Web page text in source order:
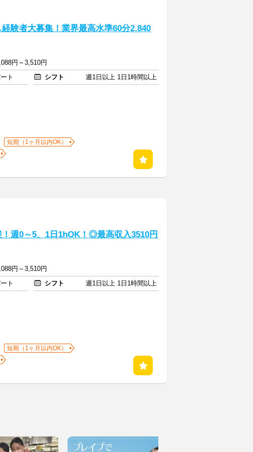
経験者大募集！業界最高水準60分2,840
円～3,510円
ト シフト
週1日以上 1日1時間以上
短期（1ヶ月以内OK）
！週0～5、1日1hOK！◎最高収入3510円
円～3,510円
ト シフト
週1日以上 1日1時間以上
短期（1ヶ月以内OK）